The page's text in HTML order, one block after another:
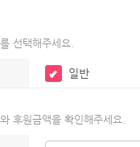
선택해주세요.
일반
후원금액을 확인해주세요.